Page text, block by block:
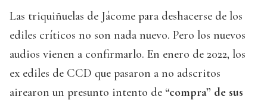
Las triquiñuelas de Jácome para deshacerse de los
ediles críticos no son nada nuevo. Pero los nuevos
audios vienen a confirmarlo. En enero de 2022, los
ex ediles de CCD que pasaron a no adscritos
airearon un presunto intento de “compra” de sus